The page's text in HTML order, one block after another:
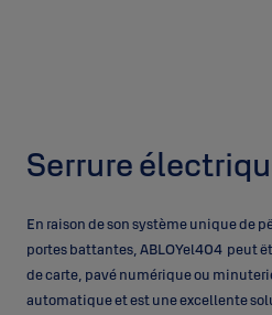
Serrure
En raison de son système unique de
portes battantes, ABLOYel404 peut
de carte, pavé numérique ou
automatique et est une excellente